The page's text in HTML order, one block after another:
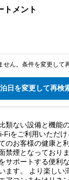
トメント
ん。条件を変更して
日を変更して再検
類ない設備と機能
Fiをご利用いただ
のお客様の健康と
禁煙となっており
サポートする便利
ます。 より楽しい